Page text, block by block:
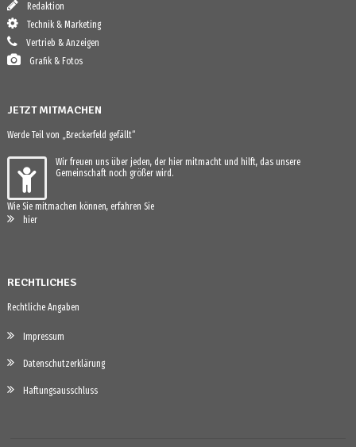
Redaktion
Technik & Marketing
Vertrieb & Anzeigen
Grafik & Fotos
JETZT MITMACHEN
Werde Teil von „Breckerfeld gefällt“
Wir freuen uns über jeden, der hier mitmacht und hilft, das unsere
Gemeinschaft noch größer wird.
Wie Sie mitmachen können, erfahren Sie
hier
RECHTLICHES
Rechtliche Angaben
Impressum
Datenschutzerklärung
Haftungsausschluss